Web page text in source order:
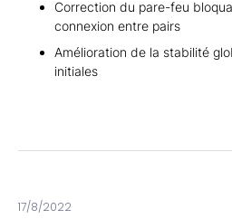
Correction du pare-feu
connexion entre pairs
Amélioration de la stabilité
initiales
17/8/2022